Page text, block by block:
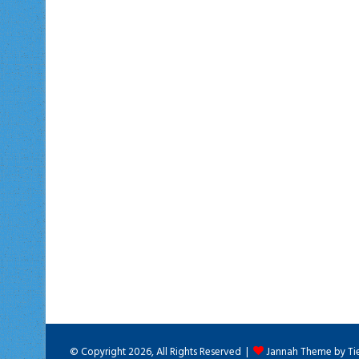
© Copyright 2026, All Rights Reserved | Jannah Theme by